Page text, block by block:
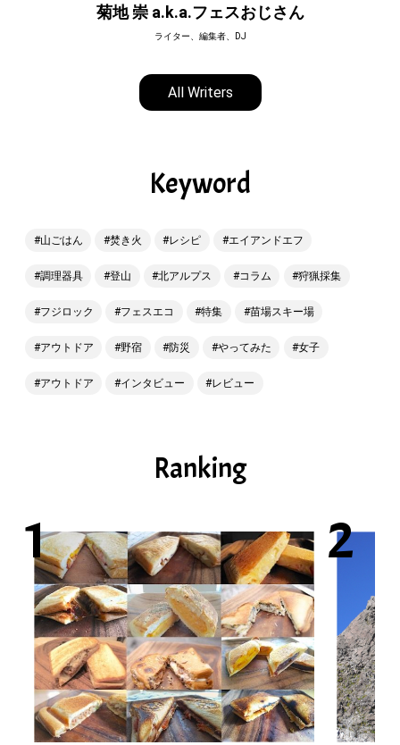
菊地 崇 a.k.a.フェスおじさん
ライター、編集者、DJ
All Writers
Keyword
山ごはん 焚き火 レシピ エイアンドエフ
調理器具 登山 北アルプス コラム 狩猟採集
フジロック フェスエコ 特集 苗場スキー場
アウトドア 野宿 防災 やってみた 女子
アウトドア インタビュー レビュー
Ranking